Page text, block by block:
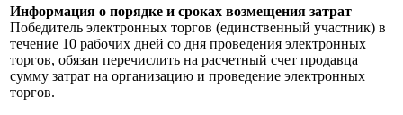
Информация о порядке и сроках возмещения затрат
Победитель электронных торгов (единственный участник) в
течение 10 рабочих дней со дня проведения электронных
торгов, обязан перечислить на расчетный счет продавца
сумму затрат на организацию и проведение электронных
торгов.